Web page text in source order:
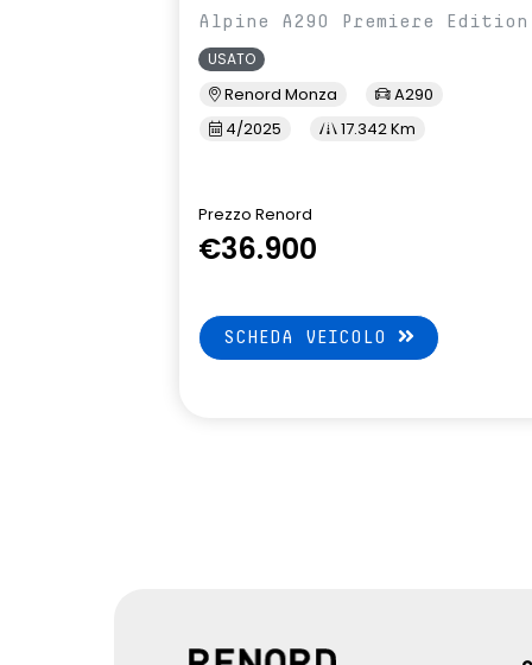
manuale di uso e manutenzione
occupant safety exit
openR link
incluso per 5 anni
parking camera posteriore HD
piano
precablaggio per dispositivo di
Alpine A290 Premiere Edition
USATO
Renord Monza
A290
4/2025
17.342 Km
Prezzo Renord
€36.900
SCHEDA VEICOLO